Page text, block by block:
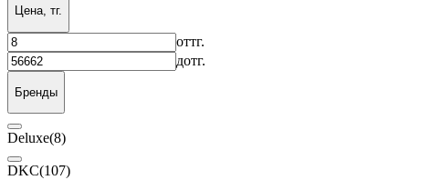
Цена, тг.
оттг.
дотг.
Бренды
Deluxe(8)
DKC(107)